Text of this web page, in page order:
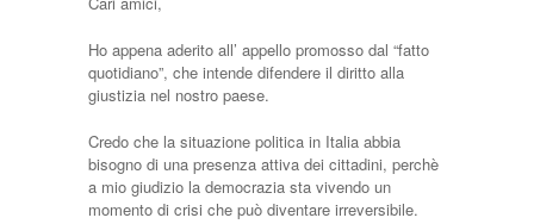
Ho appena aderito all’ appello promosso dal “fatto
quotidiano”, che intende difendere il diritto alla
giustizia nel nostro paese.
Credo che la situazione politica in Italia abbia
bisogno di una presenza attiva dei cittadini, perchè
a mio giudizio la democrazia sta vivendo un
momento di crisi che può diventare irreversibile.